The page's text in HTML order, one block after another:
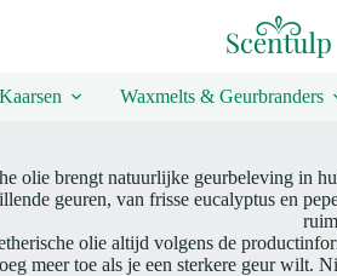
Kaarsen Waxmelts & Geurbranders
olie brengt natuurlijke geurbeleving in
geuren, van frisse eucalyptus en
olie altijd volgens de
meer toe als je een sterkere geur wilt.